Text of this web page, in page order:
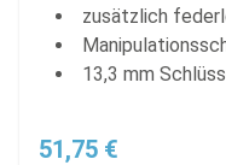
zusätzlich
13,3 mm
51,75 €